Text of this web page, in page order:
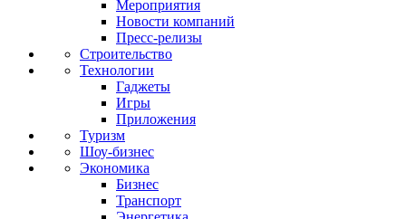
Мероприятия
Новости компаний
Пресс-релизы
Строительство
Технологии
Гаджеты
Игры
Приложения
Туризм
Шоу-бизнес
Экономика
Бизнес
Транспорт